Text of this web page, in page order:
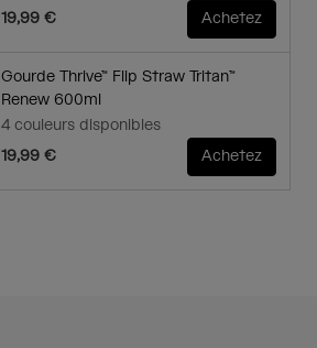
19,99 €
Achetez
Gourde Thrive™ Flip Straw Tritan™
Renew 600ml
4 couleurs disponibles
19,99 €
Achetez